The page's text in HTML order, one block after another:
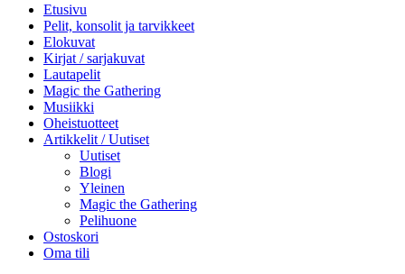
Etusivu
Pelit, konsolit ja tarvikkeet
Elokuvat
Kirjat / sarjakuvat
Lautapelit
Magic the Gathering
Musiikki
Oheistuotteet
Artikkelit / Uutiset
Uutiset
Blogi
Yleinen
Magic the Gathering
Pelihuone
Ostoskori
Oma tili